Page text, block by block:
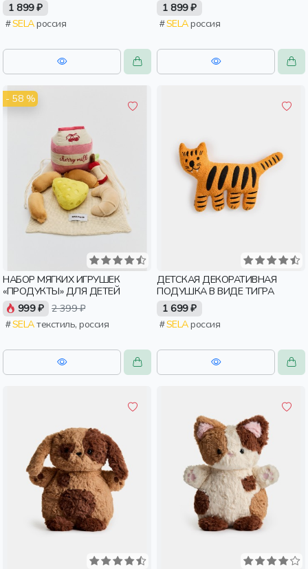
1 899 ₽
SELAроссия
1 899 ₽
SELAроссия
- 58 %
НАБОР МЯГКИХ ИГРУШЕК
«ПРОДУКТЫ» ДЛЯ ДЕТЕЙ
999 ₽ 2 399 ₽
SELAтекстиль, россия
ДЕТСКАЯ ДЕКОРАТИВНАЯ
ПОДУШКА В ВИДЕ ТИГРА
1 699 ₽
SELAроссия